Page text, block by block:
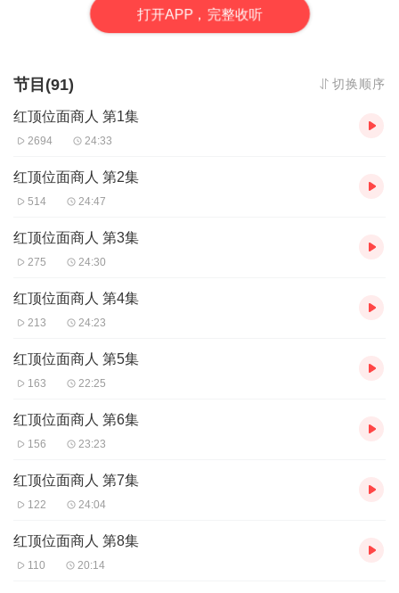
【作者/主播】
1、本作品为付费有声书，前20集为免费试听，购买成功后，即可收
听，可下载重复收听。
台传播，违者将追究其法律责任。
3、如在充值／购买环节遇到问题，您可通过页面右上方按钮，将页
4、在购买过程中，如果您有任何问题，可以按以下步骤咨询在线客
服：
第一步：您可在喜马拉雅APP【账号-联系客服】中咨询在线客服；
APP】公众号，通过下方菜单栏里【我的-在线客服】咨询在线客
服；
838-5616
打开APP，完整收听
节目(91) 切换顺序
红顶位面商人 第1集
2694 24:33
红顶位面商人 第2集
514 24:47
红顶位面商人 第3集
275 24:30
红顶位面商人 第4集
213 24:23
红顶位面商人 第5集
163 22:25
红顶位面商人 第6集
156 23:23
红顶位面商人 第7集
122 24:04
红顶位面商人 第8集
110 20:14